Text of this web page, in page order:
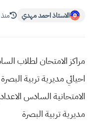
الاستاذ احمد مهدي منذ 4 سنة
مراكز الامتحان لطلاب
مديرية تربية البصرة